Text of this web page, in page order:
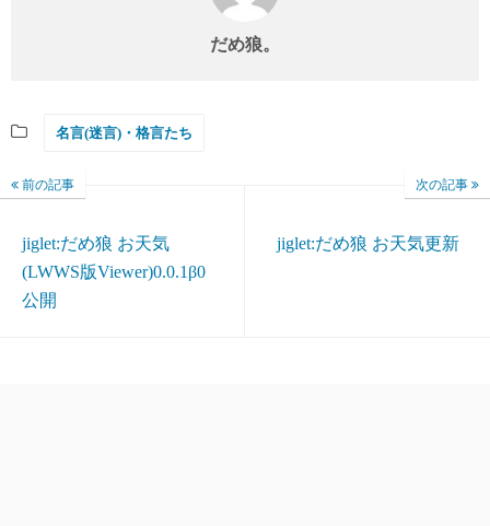
だめ狼。
名言(迷言)・格言たち
前の記事
jiglet:だめ狼 お天気
(LWWS版Viewer)0.0.1β0
公開
次の記事
jiglet:だめ狼 お天気更新